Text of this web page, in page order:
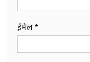
ईमेल*